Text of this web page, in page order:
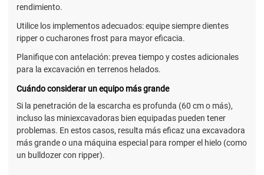
rendimiento.
Utilice los implementos adecuados: equipe siempre dientes
ripper o cucharones frost para mayor eficacia.
Planifique con antelación: prevea tiempo y costes adicionales
para la excavación en terrenos helados.
Cuándo considerar un equipo más grande
Si la penetración de la escarcha es profunda (60 cm o más),
incluso las miniexcavadoras bien equipadas pueden tener
problemas. En estos casos, resulta más eficaz una excavadora
más grande o una máquina especial para romper el hielo (como
un bulldozer con ripper).